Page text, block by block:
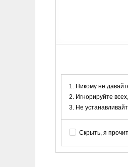
Никому не
Игнорируйте
Не
Скрыть, я